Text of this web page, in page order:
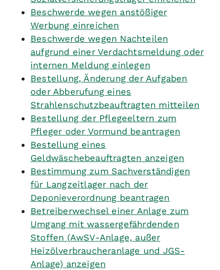
Beschwerde wegen anstößiger
Werbung einreichen
Beschwerde wegen Nachteilen
aufgrund einer Verdachtsmeldung oder
internen Meldung einlegen
Bestellung, Änderung der Aufgaben
oder Abberufung eines
Strahlenschutzbeauftragten mitteilen
Bestellung der Pflegeeltern zum
Pfleger oder Vormund beantragen
Bestellung eines
Geldwäschebeauftragten anzeigen
Bestimmung zum Sachverständigen
für Langzeitlager nach der
Deponieverordnung beantragen
Betreiberwechsel einer Anlage zum
Umgang mit wassergefährdenden
Stoffen (AwSV-Anlage, außer
Heizölverbraucheranlage und JGS-
Anlage) anzeigen